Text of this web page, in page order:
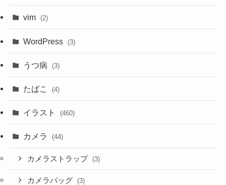
vim (2)
WordPress (3)
うつ病 (3)
たばこ (4)
イラスト (460)
カメラ (44)
カメラストラップ (3)
カメラバッグ (3)